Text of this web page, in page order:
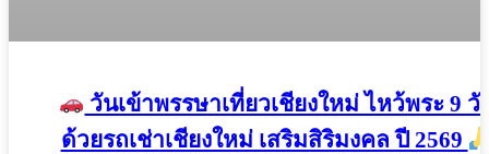
วันเข้าพรรษาเที่ยวเชียงใหม่ ไหว้พระ 9 วั
ด้วยรถเช่าเชียงใหม่ เสริมสิริมงคล ปี 2569